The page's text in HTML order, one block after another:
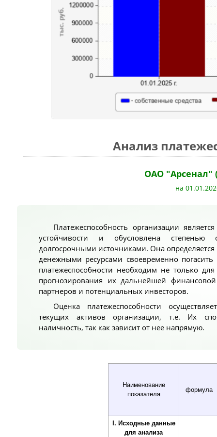
Анализ
ОАО "Арсенал"
на
Платежеспособность организации
устойчивости и обусловлена степенью
долгосрочными источниками. Она
денежными ресурсами своевременно
платежеспособности необходим не только
прогнозирования их дальнейшей
партнеров и потенциальных инвесторов.
Оценка платежеспособности
текущих активов организации, т.е. Их
наличность, так как зависит от нее напрямую.
Наименование
показателя
формула
I. Исходные данные
для анализа